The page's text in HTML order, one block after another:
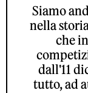
Siamo
nella
che
dall'11
tutto, ad